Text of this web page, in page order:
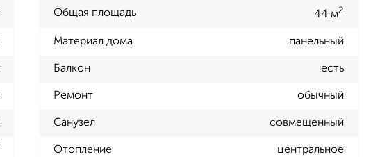
Общая площадь 44 м2
Материал дома панельный
Балкон есть
Ремонт обычный
Санузел совмещенный
Отопление центральное